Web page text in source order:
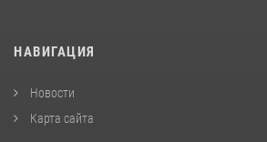
НАВИГАЦИЯ
Новости
Карта сайта